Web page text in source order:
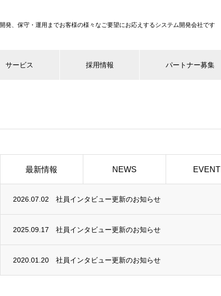
発、保守・運用までお客様の様々なご要望にお応えするシステム開発会社です
サービス 採用情報 パートナー募集
最新情報 NEWS EVENT
2026.07.02 社員インタビュー更新のお知らせ
2025.09.17 社員インタビュー更新のお知らせ
2020.01.20 社員インタビュー更新のお知らせ